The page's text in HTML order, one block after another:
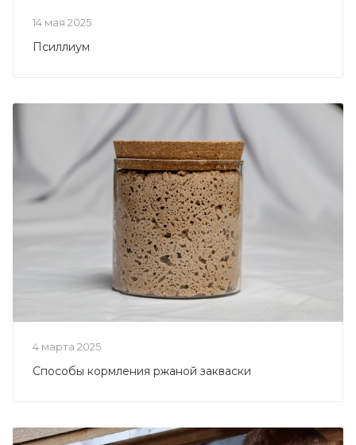
14 мая 2025
Псиллиум
4 марта 2025
Способы кормления ржаной закваски